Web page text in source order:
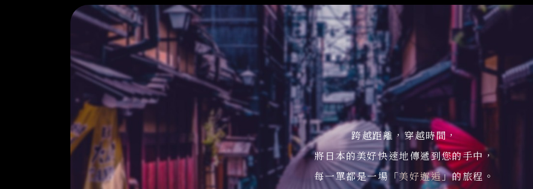
跨越距離，穿越時間，
將日本的美好快速地傳遞到您的手中，
每一單都是一場「美好邂逅」的旅程。